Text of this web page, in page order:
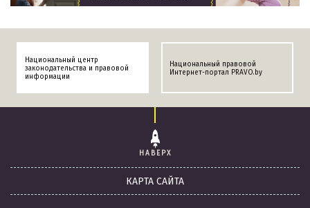
Национальный центр
законодательства и правовой
информации
Национальный правовой
Интернет-портал PRAVO.by
НАВЕРХ
КАРТА САЙТА